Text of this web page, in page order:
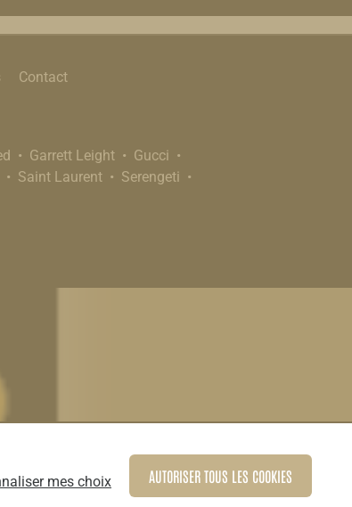
Contact
Garrett Leight
Gucci
Saint Laurent
Serengeti
mes choix AUTORISER TOUS LES COOKIES